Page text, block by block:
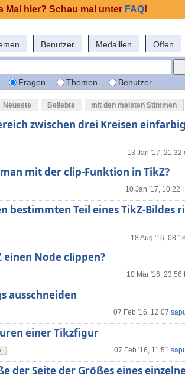
Benutzer Medaillen Offen
Fragen Themen Benutzer
Neueste Beliebte mit den meisten Stimmen
zwischen drei Kreisen
13 Jan '17, 21:32
mit der clip-Funktion in TikZ?
10 Jan '17, 10:22
bestimmten Teil eines TikZ-Bildes
18 Aug '16, 08:18
Node clippen?
10 Mär '16, 23:56
ausschneiden
07 Feb '16, 12:07
einer Tikzfigur
07 Feb '16, 11:51
der Seite der Größes eines
Mal hier? Schau mal unter FAQ!